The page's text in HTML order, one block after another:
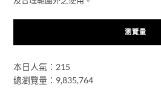
瀏覽量
本日人氣：215
總瀏覽量：9,835,764